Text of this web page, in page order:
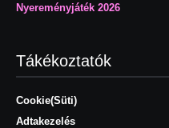
Nyereményjáték 2026
Tákékoztatók
Cookie(Süti)
Adtakezelés